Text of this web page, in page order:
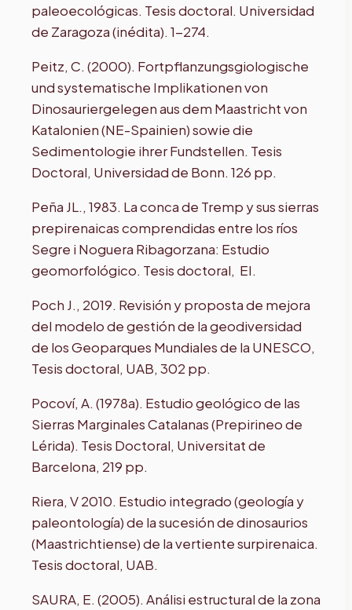
paleoecológicas. Tesis doctoral. Universidad
de Zaragoza (inédita). 1-274.
Peitz, C. (2000). Fortpflanzungsgiologische
und systematische Implikationen von
Dinosauriergelegen aus dem Maastricht von
Katalonien (NE-Spainien) sowie die
Sedimentologie ihrer Fundstellen. Tesis
Doctoral, Universidad de Bonn. 126 pp.
Peña JL., 1983. La conca de Tremp y sus sierras
prepirenaicas comprendidas entre los ríos
Segre i Noguera Ribagorzana: Estudio
geomorfológico. Tesis doctoral, EI.
Poch J., 2019. Revisión y proposta de mejora
del modelo de gestión de la geodiversidad
de los Geoparques Mundiales de la UNESCO,
Tesis doctoral, UAB, 302 pp.
Pocoví, A. (1978a). Estudio geológico de las
Sierras Marginales Catalanas (Prepirineo de
Lérida). Tesis Doctoral, Universitat de
Barcelona, 219 pp.
Riera, V 2010. Estudio integrado (geología y
paleontología) de la sucesión de dinosaurios
(Maastrichtiense) de la vertiente surpirenaica.
Tesis doctoral, UAB.
SAURA, E. (2005). Análisi estructural de la zona